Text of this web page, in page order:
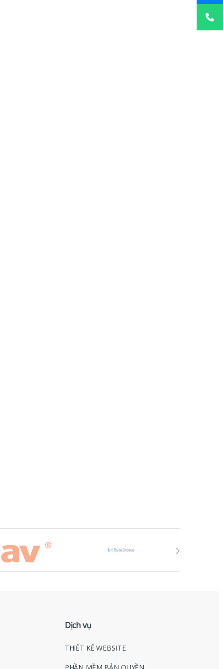
Dịch vụ
THIẾT KẾ WEBSITE